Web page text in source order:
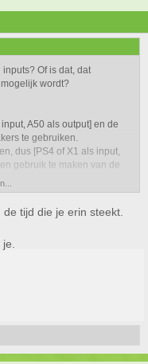
Of is dat, dat
wordt?
A50 als output] en de
te gebruiken.
dus [PS4 of X1 als input,
gebruik te maken van de
in je PS4, want je
in de settings is dat
maar tsja wanneer gebruik
tijd die je erin steekt.